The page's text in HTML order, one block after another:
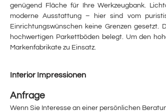
genügend Fläche für Ihre Werkzeugbank.
moderne Ausstattung – hier sind vom
Einrichtungswünschen keine Grenzen
hochwertigen Parkettböden belegt. Um den
Markenfabrikate zu Einsatz.
Interior Impressionen
Anfrage
Wenn Sie Interesse an einer persönlichen